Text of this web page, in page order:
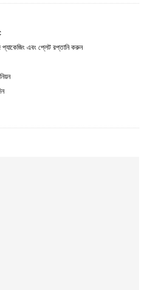
এবং প্লেট রপ্তানি করুন